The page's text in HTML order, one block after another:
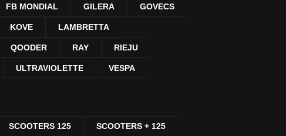
FB MONDIAL GILERA GOVECS
KOVE LAMBRETTA
QOODER RAY RIEJU
ULTRAVIOLETTE VESPA
SCOOTERS 125 SCOOTERS + 125